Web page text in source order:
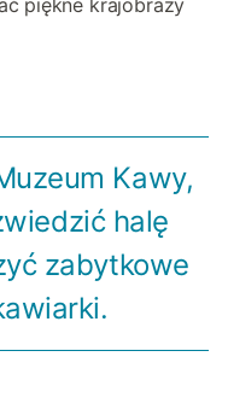
piękne krajobrazy
Kawy,
halę
zabytkowe